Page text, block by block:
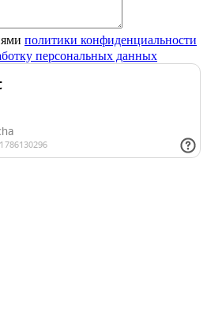
политики конфиденциальности
персональных данных